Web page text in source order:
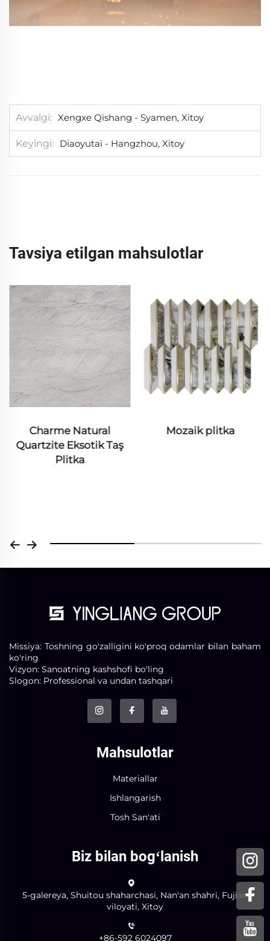
Avvalgi Xengxe Qishang - Syamen, Xitoy
Keyingi Diaoyutai - Hangzhou, Xitoy
Tavsiya etilgan mahsulotlar
Charme Natural
Quartzite Eksotik Taş
Plitka
Mozaik plitka
Missiya: Toshning go'zalligini ko'proq odamlar bilan baham
ko'ring
Vizyon: Sanoatning kashshofi bo'ling
Slogon: Professional va undan tashqari
Mahsulotlar
Materiallar
Ishlangarish
Tosh San'ati
Biz bilan bogʻlanish
5-galereya, Shuitou shaharchasi, Nan'an shahri, Fujian
viloyati, Xitoy
+86-592 6024097